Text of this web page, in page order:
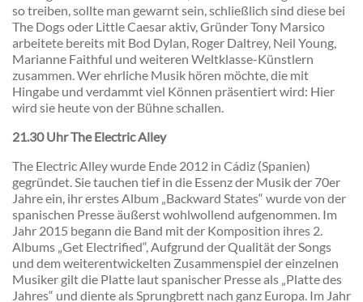
so treiben, sollte man gewarnt sein, schließlich sind diese bei
The Dogs oder Little Caesar aktiv, Gründer Tony Marsico
arbeitete bereits mit Bod Dylan, Roger Daltrey, Neil Young,
Marianne Faithful und weiteren Weltklasse-Künstlern
zusammen. Wer ehrliche Musik hören möchte, die mit
Hingabe und verdammt viel Können präsentiert wird: Hier
wird sie heute von der Bühne schallen.
21.30 Uhr The Electric Alley
The Electric Alley wurde Ende 2012 in Cádiz (Spanien)
gegründet. Sie tauchen tief in die Essenz der Musik der 70er
Jahre ein, ihr erstes Album „Backward States“ wurde von der
spanischen Presse äußerst wohlwollend aufgenommen. Im
Jahr 2015 begann die Band mit der Komposition ihres 2.
Albums „Get Electrified“, Aufgrund der Qualität der Songs
und dem weiterentwickelten Zusammenspiel der einzelnen
Musiker gilt die Platte laut spanischer Presse als „Platte des
Jahres“ und diente als Sprungbrett nach ganz Europa. Im Jahr